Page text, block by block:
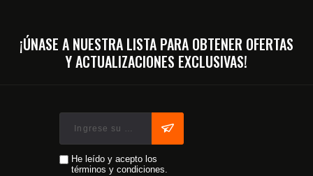
¡ÚNASE A NUESTRA LISTA PARA OBTENER OFERTAS
Y ACTUALIZACIONES EXCLUSIVAS!
He leído y acepto los
términos y condiciones.